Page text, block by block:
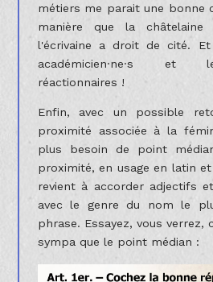
métiers me parait une bonne
manière que la châtelaine
l'écrivaine a droit de cité.
académicien·ne·s et
réactionnaires !
Enfin, avec un possible
proximité associée à la
plus besoin de point
proximité, en usage en latin
revient à accorder adjectifs
avec le genre du nom le
phrase. Essayez, vous verrez,
sympa que le point médian :